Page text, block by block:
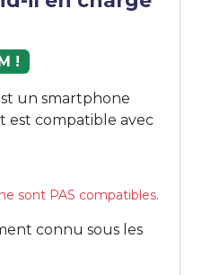
!
un smartphone
est compatible avec
sont PAS compatibles.
connu sous les